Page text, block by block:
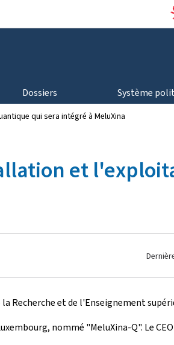
Dossiers Système
qui sera intégré à MeluXina
et
Recherche et de l'Enseignement
nommé "MeluXina-Q". Le CEO